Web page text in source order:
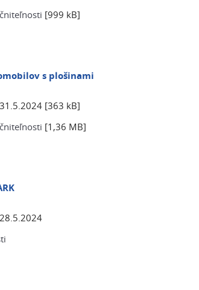
[999 kB]
s plošinami
[363 kB]
[1,36 MB]